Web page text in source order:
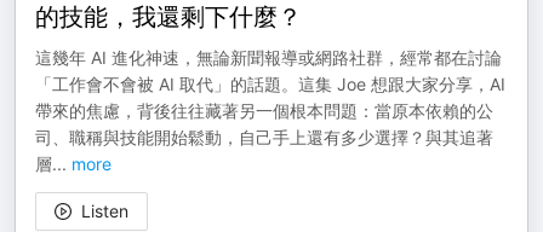
的技能，我還剩下什麼？
這幾年 AI 進化神速，無論新聞報導或網路社群，經常都在討論
「工作會不會被 AI 取代」的話題。這集 Joe 想跟大家分享，AI
帶來的焦慮，背後往往藏著另一個根本問題：當原本依賴的公
司、職稱與技能開始鬆動，自己手上還有多少選擇？與其追著
層... more
Listen